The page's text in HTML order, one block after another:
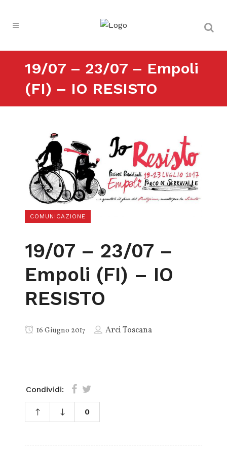
19/07 – 23/07 – Empoli
(FI) – IO RESISTO
COMUNICAZIONE
19/07 – 23/07 –
Empoli (FI) – IO
RESISTO
16 Giugno 2017 Arci Toscana
Condividi:
0